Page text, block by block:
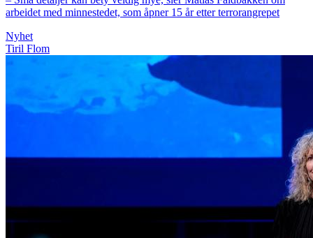
arbeidet med minnestedet, som åpner 15 år etter terrorangrepet
Nyhet
Tiril Flom